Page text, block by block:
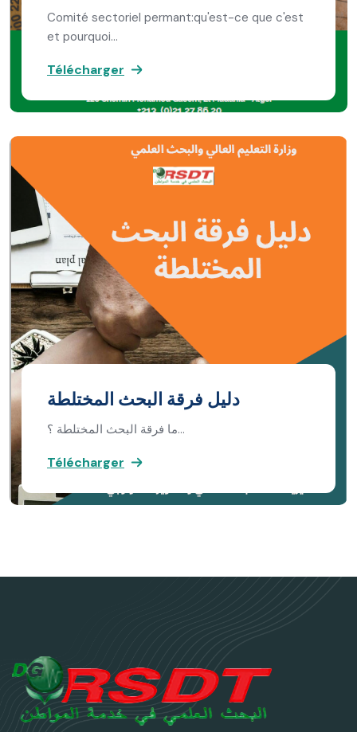
Comité sectoriel permant:qu'est-ce que c'est
et pourquoi…
Télécharger
دليل فرقة البحث المختلطة
ما فرقة البحث المختلطة ؟…
Télécharger